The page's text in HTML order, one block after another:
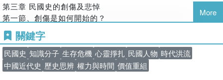
我企圖挖掘新的原始史料。「在獲得全部史料之前不進行思
史研究經常聽到這樣的說法。我探索民國史如何獲得全部的史
料？例如臺北故宮的清宮檔案保存許多民國史的史料。
清廷電報各省督撫：「希每日發一電，只用一安字，已足藉慰
懸系，沿江沿海地方，尤盼時通消息。」可見民國史充滿了不
第三章 民國史的創傷及悲悼
第一節、創傷是如何開始的？
第二節、舉證不能證明的？
第三節、民國多政權的權力與自死選擇的時間感知
第四章 內戰如何結束？
第五章 王國維，我們在此分手吧
More
關鍵字
民國史 知識分子 生存危機 心靈掙扎 民國人物 時代洪流
中國近代史 歷史思辨 權力與時間 價值重組